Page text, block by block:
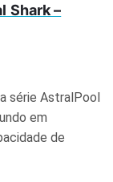
Shark –
série AstralPool
em
de